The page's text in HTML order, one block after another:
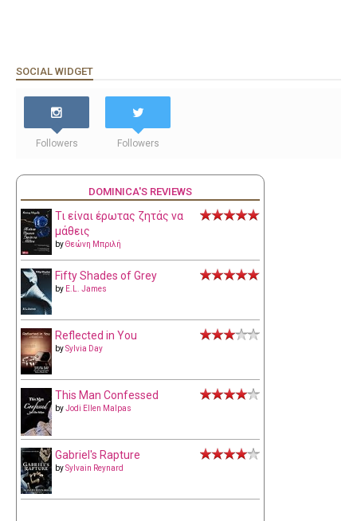
SOCIAL WIDGET
Followers Followers
DOMINICA'S REVIEWS
Τι είναι έρωτας ζητάς να
μάθεις
byΘεώνη Μπριλή
Fifty Shades of Grey
by E.L. James
Reflected in You
bySylvia Day
This Man Confessed
byJodi Ellen Malpas
Gabriel's Rapture
bySylvain Reynard